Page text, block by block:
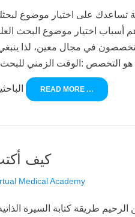
أسباب اختيار موضوع البحث
في مجال معين، لذا ينبغي
التخصص :الوقت الزمني للبحث
READ MORE …
كيف
Medical Academy
الرحيم طريقة كتابة السيرة